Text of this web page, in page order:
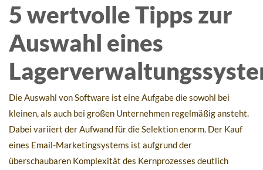
5 wertvolle Tipps zur
Auswahl eines
Die Auswahl von Software ist eine Aufgabe die sowohl bei
kleinen, als auch bei großen Unternehmen regelmäßig ansteht.
Dabei variiert der Aufwand für die Selektion enorm. Der Kauf
eines Email-Marketingsystems ist aufgrund der
überschaubaren Komplexität des Kernprozesses deutlich